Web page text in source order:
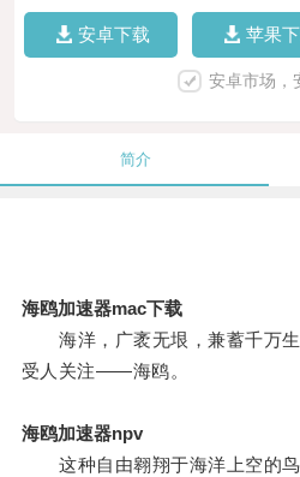
安卓下载 苹果
安卓市场，
简介
海鸥加速器mac下载
海洋，广袤无垠，兼蓄千万生
受人关注——海鸥。
海鸥加速器npv
这种自由翱翔于海洋上空的鸟